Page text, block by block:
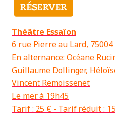
Théâtre Essaïon
6 rue Pierre au Lard,
En alternance: Océane
Guillaume Dollinger,
Vincent Remoissenet
Le mer. à 19h45
Tarif : 25 € - Tarif réduit :